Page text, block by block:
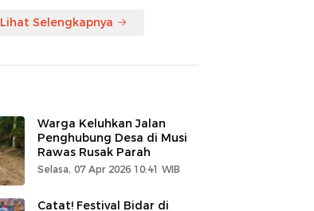
Lihat Selengkapnya
Warga Keluhkan Jalan
Penghubung Desa di Musi
Rawas Rusak Parah
Selasa, 07 Apr 2026 10:41 WIB
Catat! Festival Bidar di